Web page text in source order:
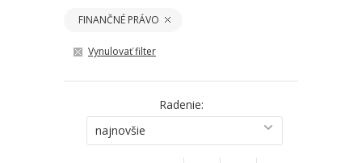
FINANČNÉ PRÁVO
Vynulovať filter
Radenie:
najnovšie